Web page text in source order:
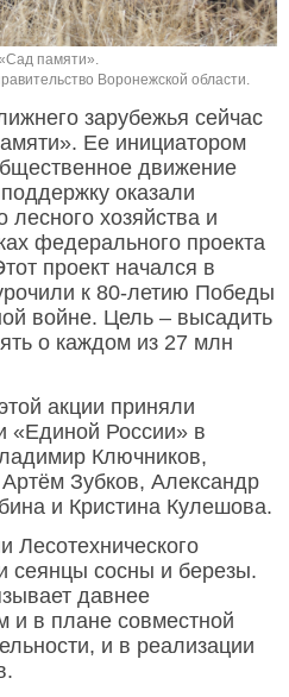
памяти».
Воронежской области.
зарубежья сейчас
Ее инициатором
движение
оказали
лесного хозяйства и
федерального проекта
проект начался в
к 80-летию Победы
войне. Цель – высадить
о каждом из 27 млн
акции приняли
«Единой России» в
Ключников,
Зубков, Александр
и Кристина Кулешова.
Лесотехнического
сеянцы сосны и березы.
давнее
и в плане совместной
и в реализации